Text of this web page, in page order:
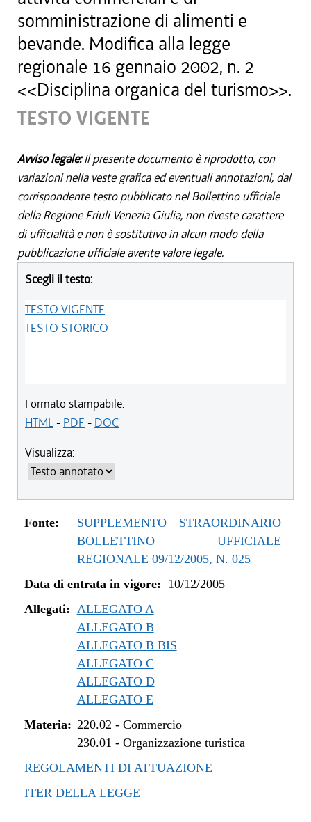
somministrazione di alimenti e
bevande. Modifica alla legge
regionale 16 gennaio 2002, n. 2
<<Disciplina organica del turismo>>.
TESTO VIGENTE
Avviso legale:Il presente documento è riprodotto, con
variazioni nella veste grafica ed eventuali annotazioni, dal
corrispondente testo pubblicato nel Bollettino ufficiale
della Regione Friuli Venezia Giulia, non riveste carattere
di ufficialità e non è sostitutivo in alcun modo della
pubblicazione ufficiale avente valore legale.
Scegli il testo:
TESTO VIGENTE
TESTO STORICO
Formato stampabile:
HTML- PDF - DOC
Visualizza:
Fonte:
SUPPLEMENTO STRAORDINARIO
BOLLETTINO UFFICIALE
REGIONALE 09/12/2005, N. 025
Data di entrata in vigore: 10/12/2005
Allegati: ALLEGATO A
ALLEGATO B
ALLEGATO B BIS
ALLEGATO C
ALLEGATO D
ALLEGATO E
Materia: 220.02 - Commercio
230.01 - Organizzazione turistica
REGOLAMENTI DI ATTUAZIONE
ITER DELLA LEGGE